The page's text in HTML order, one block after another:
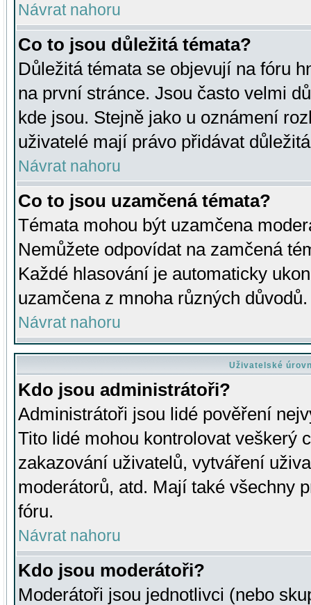
Návrat nahoru
Co to jsou důležitá témata?
Důležitá témata se objevují na fóru
na první stránce. Jsou často velmi
kde jsou. Stejně jako u oznámení
uživatelé mají právo přidávat
Návrat nahoru
Co to jsou uzamčená témata?
Témata mohou být uzamčena
Nemůžete odpovídat na zamčená
Každé hlasování je automaticky
uzamčena z mnoha různých důvodů.
Návrat nahoru
Uživatelské
Kdo jsou administrátoři?
Administrátoři jsou lidé pověření
Tito lidé mohou kontrolovat veškerý
zakazování uživatelů, vytváření
moderátorů, atd. Mají také všechny
fóru.
Návrat nahoru
Kdo jsou moderátoři?
Moderátoři jsou jednotlivci (nebo